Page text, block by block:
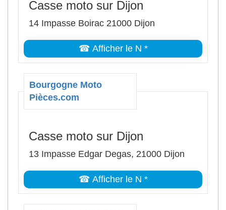
Casse moto sur Dijon
14 Impasse Boirac 21000 Dijon
☎ Afficher le N *
Bourgogne Moto
Pièces.com
Casse moto sur Dijon
13 Impasse Edgar Degas, 21000 Dijon
☎ Afficher le N *